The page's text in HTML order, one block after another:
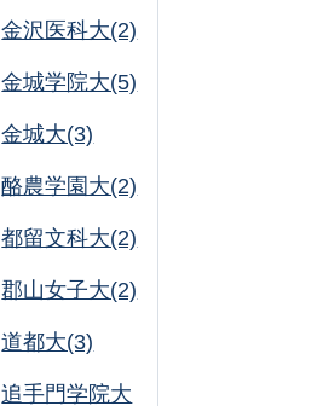
金沢医科大(2)
金城学院大(5)
金城大(3)
酪農学園大(2)
都留文科大(2)
郡山女子大(2)
道都大(3)
追手門学院大